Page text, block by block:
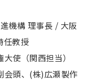
構 理事長 / 大阪
任教授
（関西担当）
頭、(株)広瀬製作